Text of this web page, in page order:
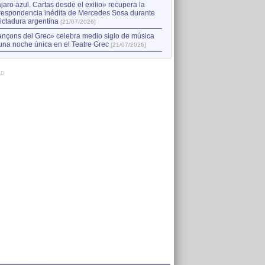
azul. Cartas desde el exilio» recupera la
inédita de Mercedes Sosa durante
argentina [21/07/2026]
del Grec» celebra medio siglo de música
noche única en el Teatre Grec [21/07/2026]